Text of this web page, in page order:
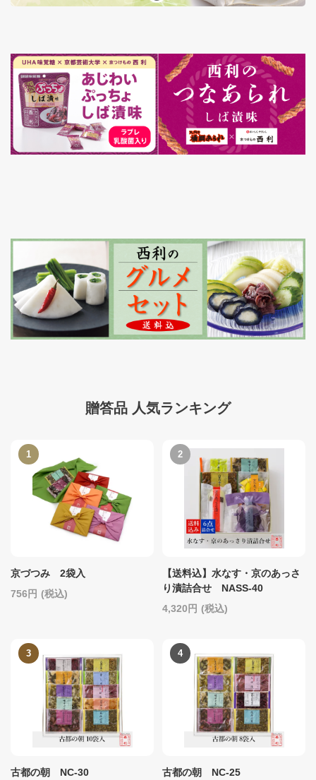
贈答品 人気ランキング
京づつみ 2袋入
756
(税込)
【送料込】水なす・京のあっさ
り漬詰合せ NASS-40
4,320
(税込)
古都の朝 NC-30 古都の朝 NC-25